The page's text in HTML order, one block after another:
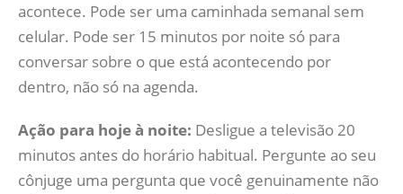
acontece. Pode ser uma caminhada semanal sem
celular. Pode ser 15 minutos por noite só para
conversar sobre o que está acontecendo por
dentro, não só na agenda.
Ação para hoje à noite: Desligue a televisão 20
minutos antes do horário habitual. Pergunte ao seu
cônjuge uma pergunta que você genuinamente não